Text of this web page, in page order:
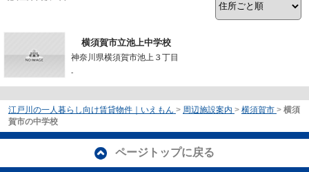
横須賀市立池上中学校
神奈川県横須賀市池上３丁目
-
江戸川の一人暮らし向け賃貸物件｜いえもん > 周辺施設案内 > 横須賀市 > 横須
賀市の中学校
ページトップに戻る